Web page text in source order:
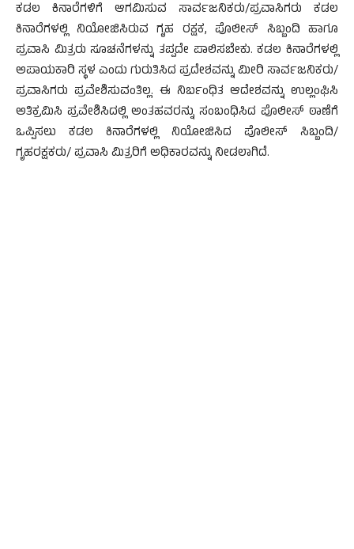
ಕಡಲ ಕಿನಾರೆಗಳಿಗೆ ಆಗಮಿಸುವ ಸಾರ್ವಜನಿಕರು/ಪ್ರವಾಸಿಗರು ಕಡಲ
ಕಿನಾರೆಗಳಲ್ಲಿ ನಿಯೋಜಿಸಿರುವ ಗೃಹ ರಕ್ಷಕ, ಪೊಲೀಸ್ ಸಿಬ್ಬಂದಿ ಹಾಗೂ
ಪ್ರವಾಸಿ ಮಿತ್ರರು ಸೂಚನೆಗಳನ್ನು ತಪ್ಪದೇ ಪಾಲಿಸಬೇಕು. ಕಡಲ ಕಿನಾರೆಗಳಲ್ಲಿ
ಅಪಾಯಕಾರಿ ಸ್ಥಳ ಎಂದು ಗುರುತಿಸಿದ ಪ್ರದೇಶವನ್ನು ಮೀರಿ ಸಾರ್ವಜನಿಕರು/
ಪ್ರವಾಸಿಗರು ಪ್ರವೇಶಿಸುವಂತಿಲ್ಲ. ಈ ನಿರ್ಬಂಧಿತ ಆದೇಶವನ್ನು ಉಲ್ಲಂಘಿಸಿ
ಅತಿಕ್ರಮಿಸಿ ಪ್ರವೇಶಿಸಿದಲ್ಲಿ ಅಂತಹವರನ್ನು ಸಂಬಂಧಿಸಿದ ಪೊಲೀಸ್ ಠಾಣೆಗೆ
ಒಪ್ಪಿಸಲು ಕಡಲ ಕಿನಾರೆಗಳಲ್ಲಿ ನಿಯೋಜಿಸಿದ ಪೊಲೀಸ್ ಸಿಬ್ಬಂದಿ/
ಗೃಹರಕ್ಷಕರು/ ಪ್ರವಾಸಿ ಮಿತ್ರರಿಗೆ ಅಧಿಕಾರವನ್ನು ನೀಡಲಾಗಿದೆ.